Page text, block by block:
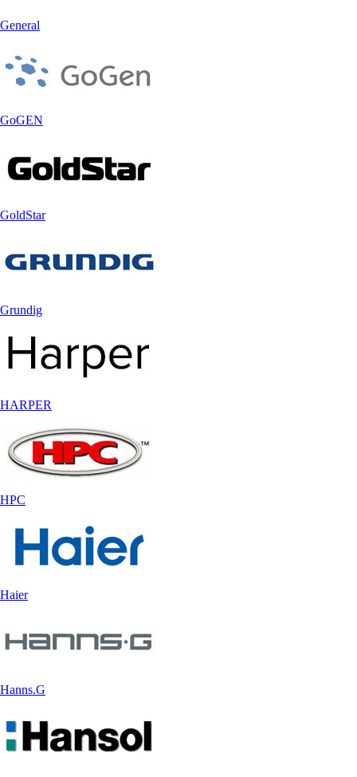
General
GoGEN
GoldStar
Grundig
HARPER
HPC
Haier
Hanns.G